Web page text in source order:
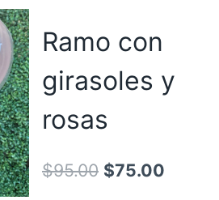
Ramo con
girasoles y
rosas
$95.00 El
$75.00